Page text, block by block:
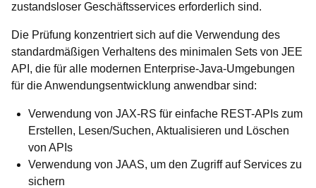
zustandsloser Geschäftsservices erforderlich sind.
Die Prüfung konzentriert sich auf die Verwendung des
standardmäßigen Verhaltens des minimalen Sets von JEE
API, die für alle modernen Enterprise-Java-Umgebungen
für die Anwendungsentwicklung anwendbar sind:
Verwendung von JAX-RS für einfache REST-APIs zum
Erstellen, Lesen/Suchen, Aktualisieren und Löschen
von APIs
Verwendung von JAAS, um den Zugriff auf Services zu
sichern